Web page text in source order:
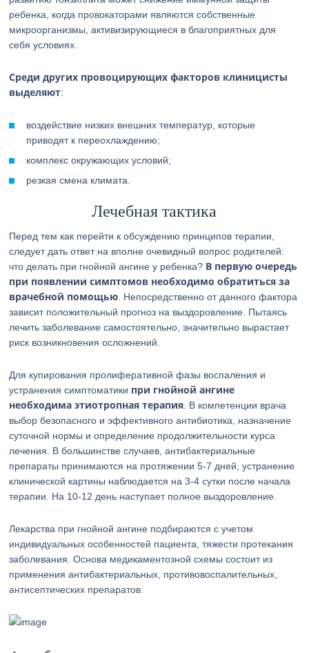
ребенка, когда провокаторами являются собственные
микроорганизмы, активизирующиеся в благоприятных для
себя условиях.
Среди других провоцирующих факторов клиницисты
выделяют:
воздействие низких внешних температур, которые
приводят к переохлаждению;
комплекс окружающих условий;
резкая смена климата.
Лечебная тактика
Перед тем как перейти к обсуждению принципов терапии,
следует дать ответ на вполне очевидный вопрос родителей:
что делать при гнойной ангине у ребенка? В первую очередь
при появлении симптомов необходимо обратиться за
врачебной помощью . Непосредственно от данного фактора
зависит положительный прогноз на выздоровление. Пытаясь
лечить заболевание самостоятельно, значительно вырастает
риск возникновения осложнений.
Для купирования пролиферативной фазы воспаления и
устранения симптоматики при гнойной ангине
необходима этиотропная терапия . В компетенции врача
выбор безопасного и эффективного антибиотика, назначение
суточной нормы и определение продолжительности курса
лечения. В большинстве случаев, антибактериальные
препараты принимаются на протяжении 5-7 дней, устранение
клинической картины наблюдается на 3-4 сутки после начала
терапии. На 10-12 день наступает полное выздоровление.
Лекарства при гнойной ангине подбираются с учетом
индивидуальных особенностей пациента, тяжести протекания
заболевания. Основа медикаментозной схемы состоит из
применения антибактериальных, противовоспалительных,
антисептических препаратов.